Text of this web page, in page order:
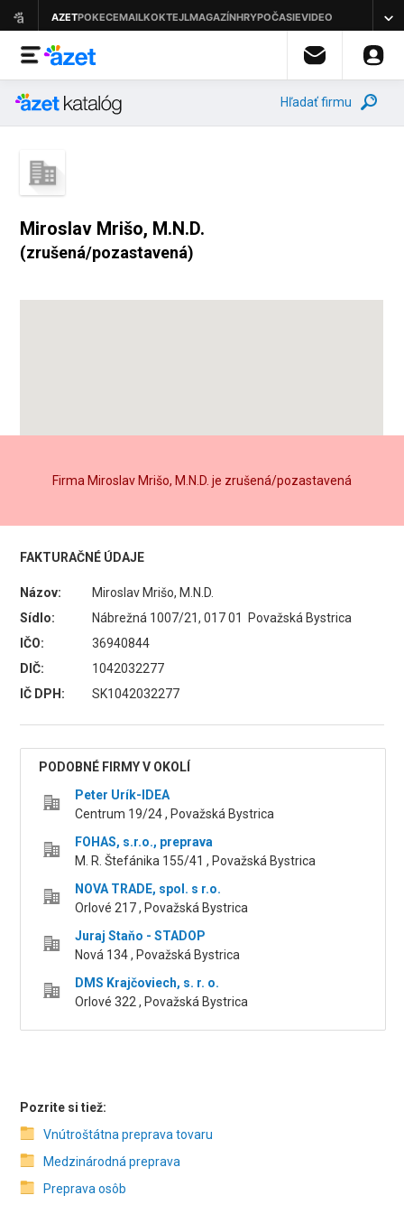
Hľadať firmu
Miroslav Mrišo, M.N.D.
(zrušená/pozastavená)
Firma Miroslav Mrišo, M.N.D. je zrušená/pozastavená
FAKTURAČNÉ ÚDAJE
Názov:
Miroslav Mrišo, M.N.D.
Sídlo:
Nábrežná 1007/21, 017 01 Považská Bystrica
IČO:
36940844
DIČ:
1042032277
IČ DPH:
SK1042032277
PODOBNÉ FIRMY V OKOLÍ
Peter Urík-IDEA
Centrum 19/24 , Považská Bystrica
FOHAS, s.r.o., preprava
M. R. Štefánika 155/41 , Považská Bystrica
NOVA TRADE, spol. s r.o.
Orlové 217 , Považská Bystrica
Juraj Staňo - STADOP
Nová 134 , Považská Bystrica
DMS Krajčoviech, s. r. o.
Orlové 322 , Považská Bystrica
Pozrite si tiež:
Vnútroštátna preprava tovaru
Medzinárodná preprava
Preprava osôb